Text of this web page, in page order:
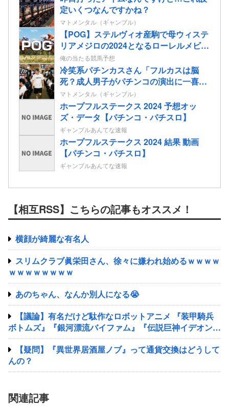
定いくつなんですかね？
マトメンタル（ギャンブル）
【POG】ステルヴィオ産駒で母ウィステ
リアメジロの2024となるローレルメビウ
スの2歳情報
俺の当たる競馬予想
冷笑系パチンカスさん「フルカスは脳
死？成人男子がパチンコの演出に一喜一
憂してる方が脳死なんよ」
マトメンタル（ギャンブル）
ホープフルステークス 2024 予想オッ
ズ・データ【パチンコ・パチスロ】
ギャンブルあんてな速報
ホープフルステークス 2024 結果 動画
【パチンコ・パチスロ】
ギャンブルあんてな速報
【相互RSS】こちらの記事もオススメ！
横顔が綺麗な有名人
スリムクラブ眞栄田さん、徐々に嫌われ始めるｗｗｗｗ
ｗｗｗｗｗｗｗｗ
あのちゃん、なんか別人になる😭
【議論】有名だけど駄作なロボットアニメ 『装甲騎兵
ボトムズ』『銀河漂流バイファム』『伝説巨神イデオン』
『超獣機神ダンクーガ』『銀河疾風サスライガー』
【疑問】『異世界居酒屋ノブ』って通貨交換はどうして
んの？
関連記事